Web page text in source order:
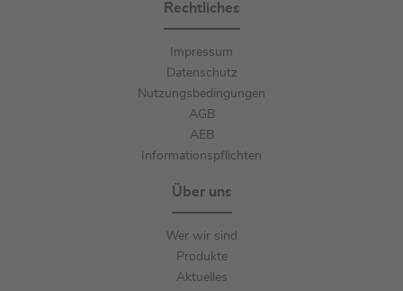
Rechtliches
Impressum
Datenschutz
Nutzungsbedingungen
AGB
AEB
Informationspflichten
Über uns
Wer wir sind
Produkte
Aktuelles